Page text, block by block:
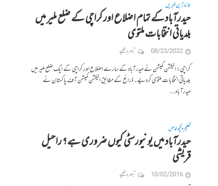
تازہ ترین خبریں
حیدرآباد کے تمام اضلاع اور کراچی کے ضلع ملیر میں
بلدیاتی انتخابات ملتوی
08/23/2022 تبصرہ لکھیے
کراچی: الیکشن کمیشن نے حیدرآباد کے سارے اضلاع اور کراچی کے ایک ضلع ملیر میں
بلدیاتی انتخابات ملتوی کردیے۔ ذرائع کے مطابق الیکشن کمیشن آف پاکستان نے
حیدرآباد...
تعلیم•کچھ خاص
حیدرآباد میں یونیورسٹی کیوں ضروری ہے؟ راحیل
قریشی
10/02/2016 تبصرہ لکھیے